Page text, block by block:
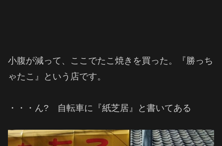
小腹が減って、ここでたこ焼きを買った。『勝っち
ゃたこ』という店です。
・・・ん? 自転車に『紙芝居』と書いてある